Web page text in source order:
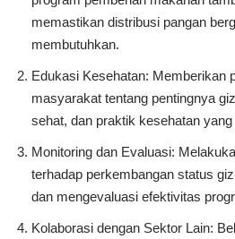
memastikan distribusi pangan
membutuhkan.
Edukasi Kesehatan: Memberikan
masyarakat tentang pentingnya
sehat, dan praktik kesehatan yang
Monitoring dan Evaluasi:
terhadap perkembangan status
dan mengevaluasi efektivitas
Kolaborasi dengan Sektor Lain: